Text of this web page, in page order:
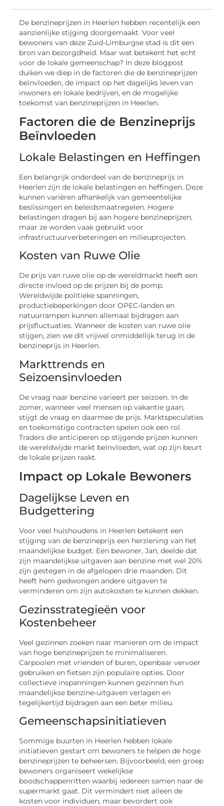
De benzineprijzen in Heerlen hebben recentelijk een
aanzienlijke stijging doorgemaakt. Voor veel
bewoners van deze Zuid-Limburgse stad is dit een
bron van bezorgdheid. Maar wat betekent het echt
voor de lokale gemeenschap? In deze blogpost
duiken we diep in de factoren die de benzineprijzen
beïnvloeden, de impact op het dagelijks leven van
inwoners en lokale bedrijven, en de mogelijke
toekomst van benzineprijzen in Heerlen.
Factoren die de Benzineprijs
Beïnvloeden
Lokale Belastingen en Heffingen
Een belangrijk onderdeel van de benzineprijs in
Heerlen zijn de lokale belastingen en heffingen. Deze
kunnen variëren afhankelijk van gemeentelijke
beslissingen en beleidsmaatregelen. Hogere
belastingen dragen bij aan hogere benzineprijzen,
maar ze worden vaak gebruikt voor
infrastructuurverbeteringen en milieuprojecten.
Kosten van Ruwe Olie
De prijs van ruwe olie op de wereldmarkt heeft een
directe invloed op de prijzen bij de pomp.
Wereldwijde politieke spanningen,
productiebeperkingen door OPEC-landen en
natuurrampen kunnen allemaal bijdragen aan
prijsfluctuaties. Wanneer de kosten van ruwe olie
stijgen, zien we dit vrijwel onmiddellijk terug in de
benzineprijs in Heerlen.
Markttrends en
Seizoensinvloeden
De vraag naar benzine varieert per seizoen. In de
zomer, wanneer veel mensen op vakantie gaan,
stijgt de vraag en daarmee de prijs. Marktspeculaties
en toekomstige contracten spelen ook een rol.
Traders die anticiperen op stijgende prijzen kunnen
de wereldwijde markt beïnvloeden, wat op zijn beurt
de lokale prijzen raakt.
Impact op Lokale Bewoners
Dagelijkse Leven en
Budgettering
Voor veel huishoudens in Heerlen betekent een
stijging van de benzineprijs een herziening van het
maandelijkse budget. Een bewoner, Jan, deelde dat
zijn maandelijkse uitgaven aan benzine met wel 20%
zijn gestegen in de afgelopen drie maanden. Dit
heeft hem gedwongen andere uitgaven te
verminderen om zijn autokosten te kunnen dekken.
Gezinsstrategieën voor
Kostenbeheer
Veel gezinnen zoeken naar manieren om de impact
van hoge benzineprijzen te minimaliseren.
Carpoolen met vrienden of buren, openbaar vervoer
gebruiken en fietsen zijn populaire opties. Door
collectieve inspanningen kunnen gezinnen hun
maandelijkse benzine-uitgaven verlagen en
tegelijkertijd bijdragen aan een beter milieu.
Gemeenschapsinitiatieven
Sommige buurten in Heerlen hebben lokale
initiatieven gestart om bewoners te helpen de hoge
benzineprijzen te beheersen. Bijvoorbeeld, een groep
bewoners organiseert wekelijkse
boodschappenritten waarbij iedereen samen naar de
supermarkt gaat. Dit vermindert niet alleen de
kosten voor individuen, maar bevordert ook